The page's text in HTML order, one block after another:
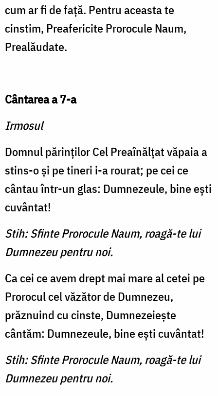
cum ar fi de faţă. Pentru aceasta te
cinstim, Preafericite Prorocule Naum,
Prealăudate.
Cântarea a 7-a
Irmosul
Domnul părinţilor Cel Preaînălţat văpaia a
stins-o şi pe tineri i-a rourat; pe cei ce
cântau într-un glas: Dumnezeule, bine eşti
cuvântat!
Stih: Sfinte Prorocule Naum, roagă-te lui
Dumnezeu pentru noi.
Ca cei ce avem drept mai mare al cetei pe
Prorocul cel văzător de Dumnezeu,
prăznuind cu cinste, Dumnezeieşte
cântăm: Dumnezeule, bine eşti cuvântat!
Stih: Sfinte Prorocule Naum, roagă-te lui
Dumnezeu pentru noi.